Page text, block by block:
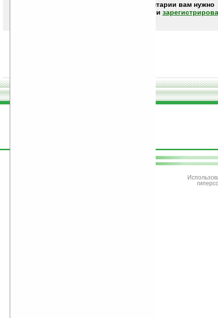
Чтобы писать комментарии вам нужно
или